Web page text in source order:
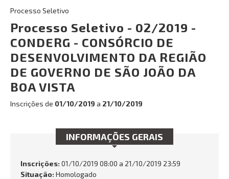
INÍCIO
FALE CONOSCO
Processo Seletivo
Processo Seletivo - 02/2019 -
CONDERG - CONSÓRCIO DE
DESENVOLVIMENTO DA REGIÃO
DE GOVERNO DE SÃO JOÃO DA
BOA VISTA
Inscrições de 01/10/2019 a 21/10/2019
INFORMAÇÕES GERAIS
Inscrições: 01/10/2019 08:00 a 21/10/2019 23:59
Situação: Homologado